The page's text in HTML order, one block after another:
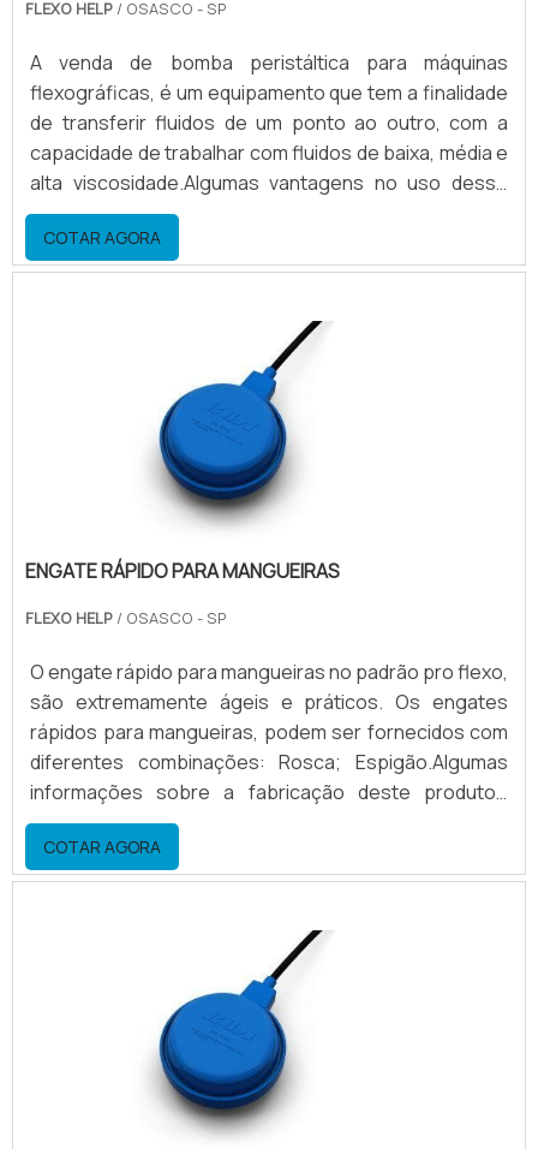
FLEXO HELP / OSASCO - SP
A venda de bomba peristáltica para máquinas
flexográficas, é um equipamento que tem a finalidade
de transferir fluidos de um ponto ao outro, com a
capacidade de trabalhar com fluidos de baixa, média e
alta viscosidade.Algumas vantagens no uso desse
equipamento Economia de energia; Economia de
solventes; Economia de tintas; Agilidade na limpeza e
preparação. Conhecendo mais sobre a venda de
grande economia, para tintas a base de solvente,
COTAR AGORA
ENGATE RÁPIDO PARA MANGUEIRAS
FLEXO HELP / OSASCO - SP
O engate rápido para mangueiras no padrão pro flexo,
são extremamente ágeis e práticos. Os engates
rápidos para mangueiras, podem ser fornecidos com
diferentes combinações: Rosca; Espigão.Algumas
informações sobre a fabricação deste produtoA
fabricação do engate para mangueiras com fecho
lateral tipo mola é exclusiva, sendo que o material para
construção pode ser: aço, alumínio ou inox. Ocorre
rápido para mangueira sob medida, de acordo com a
COTAR AGORA